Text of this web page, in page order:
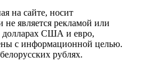
на сайте, носит
является рекламой или
США и евро,
с информационной целью.
рублях.